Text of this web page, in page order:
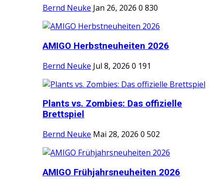
Bernd Neuke Jan 26, 2026 0 830
AMIGO Herbstneuheiten 2026
Bernd Neuke Jul 8, 2026 0 191
Plants vs. Zombies: Das offizielle
Brettspiel
Bernd Neuke Mai 28, 2026 0 502
AMIGO Frühjahrsneuheiten 2026